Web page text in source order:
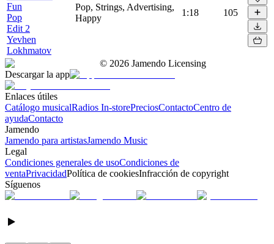
Fun
Pop
Edit 2
Yevhen
Lokhmatov
Pop, Strings, Advertising,
Happy
1:18 105
© 2026 Jamendo Licensing
Descargar la app
Enlaces útiles
Catálogo musicalRadios In-storePreciosContactoCentro de
ayudaContacto
Jamendo
Jamendo para artistasJamendo Music
Legal
Condiciones generales de usoCondiciones de
ventaPrivacidadPolítica de cookiesInfracción de copyright
Síguenos